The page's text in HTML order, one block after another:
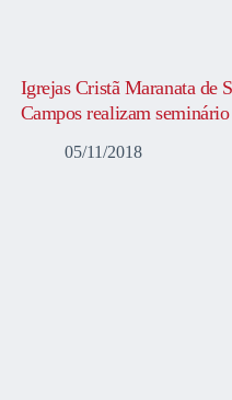
Igrejas Cristã Maranata de
Campos realizam
05/11/2018